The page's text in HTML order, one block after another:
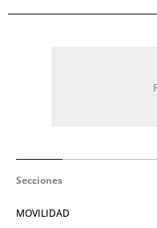
Secciones
MOVILIDAD